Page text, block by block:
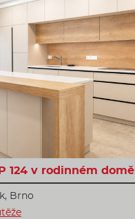
124 v rodinném domě
Brno